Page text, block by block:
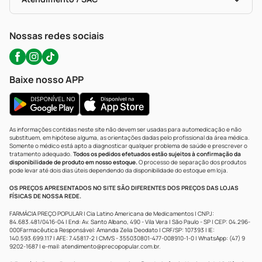
WhatsApp (47) 9202-1687
Nossas redes sociais
Baixe nosso APP
As informações contidas neste site não devem ser usadas para automedicação e não
substituem, em hipótese alguma, as orientações dadas pelo profissional da área médica.
Somente o médico está apto a diagnosticar qualquer problema de saúde e prescrever o
tratamento adequado. Todos os pedidos efetuados estão sujeitos à confirmação da
disponibilidade de produto em nosso estoque.O processo de separação dos produtos
pode levar até dois dias úteis dependendo da disponibilidade do estoque em loja.
OS PREÇOS APRESENTADOS NO SITE SÃO DIFERENTES DOS PREÇOS DAS LOJAS
FÍSICAS DE NOSSA REDE.
FARMÁCIA PREÇO POPULAR | Cia Latino Americana de Medicamentos | CNPJ:
84.683.481/0416-04 | End: Av. Santo Albano, 490 - Vila Vera | São Paulo - SP | CEP: 04.296-
000Farmacêutica Responsável: Amanda Zelia Deodato | CRF/SP: 107393 | IE:
140.593.699.117 | AFE: 7.45817-2 | CMVS - 355030801-477-008910-1-0 | WhatsApp: (47) 9
9202-1687 | e-mail: atendimento@precopopular.com.br.